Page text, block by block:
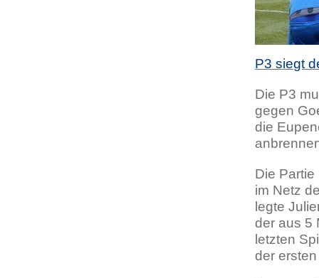
P3 siegt
Die P3
gegen
die
Die
im Netz
legte
der aus 5
letzten
der